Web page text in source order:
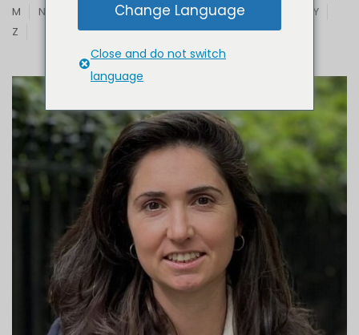
M
N Q R S T U V
Y
Z
Change Language
Close and do not switch
language